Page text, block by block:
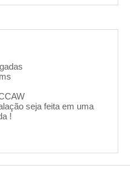
seja feita em uma
!